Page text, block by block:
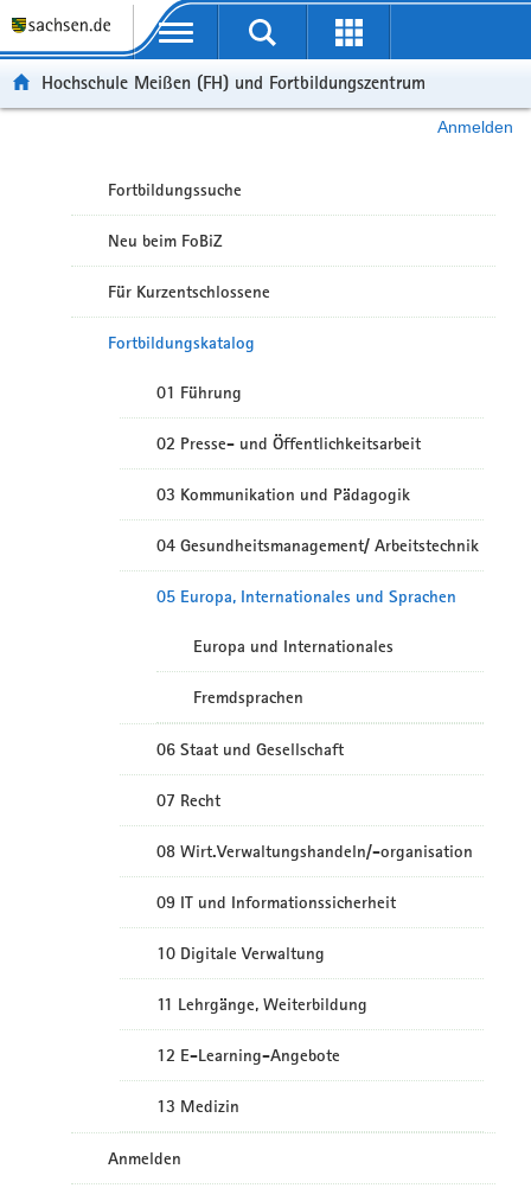
Portalübergreifende Navigation
Hochschule Meißen (FH) und Fortbildungszentrum
Anmelden
Fortbildungssuche
Neu beim FoBiZ
Für Kurzentschlossene
Fortbildungskatalog
01 Führung
02 Presse- und Öffentlichkeitsarbeit
03 Kommunikation und Pädagogik
04 Gesundheitsmanagement/ Arbeitstechnik
05 Europa, Internationales und Sprachen
Europa und Internationales
Fremdsprachen
06 Staat und Gesellschaft
07 Recht
08 Wirt.Verwaltungshandeln/-organisation
09 IT und Informationssicherheit
10 Digitale Verwaltung
11 Lehrgänge, Weiterbildung
12 E-Learning-Angebote
13 Medizin
Anmelden